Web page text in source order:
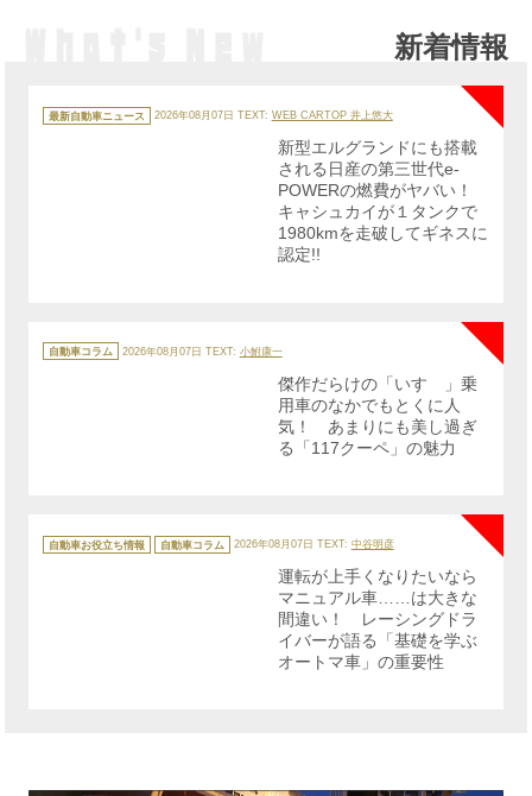
新着情報
テ
ゴ
最新自動車ニュース 2026年08月07日 TEXT: WEB CARTOP 井上悠大
NEW
新型エルグランドにも搭載
される日産の第三世代e-
POWERの燃費がヤバい！
キャシュカイが１タンクで
1980kmを走破してギネスに
認定!!
テ
ゴ
自動車コラム 2026年08月07日 TEXT: 小鮒康一
傑作だらけの「いすゞ」乗
用車のなかでもとくに人
気！ あまりにも美し過ぎ
る「117クーペ」の魅力
テ
ゴ
自動車お役立ち情報 自動車コラム 2026年08月07日 TEXT: 中谷明彦
運転が上手くなりたいなら
マニュアル車……は大きな
間違い！ レーシングドラ
イバーが語る「基礎を学ぶ
オートマ車」の重要性